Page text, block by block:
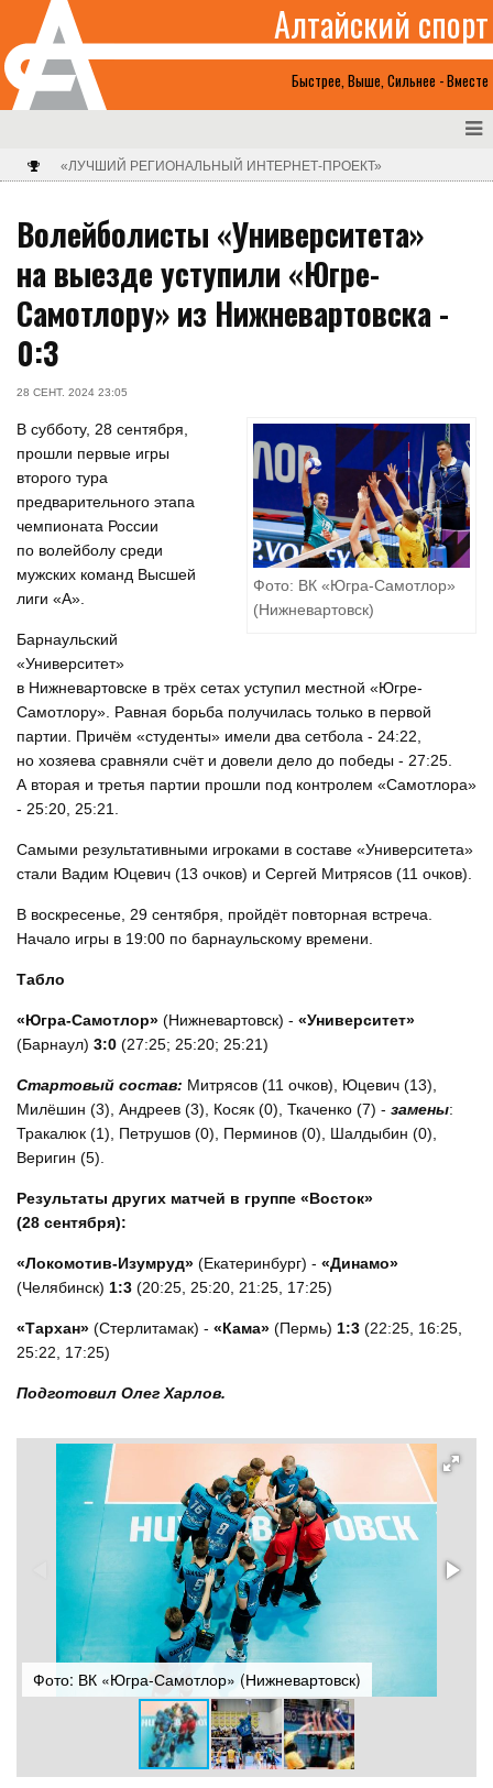
Быстрее, Выше, Сильнее - Вместе
Алтайский спорт
«ЛУЧШИЙ РЕГИОНАЛЬНЫЙ ИНТЕРНЕТ-ПРОЕКТ»
Волейболисты «Университета»
на выезде уступили «Югре-
Самотлору» из Нижневартовска -
0:3
28 СЕНТ. 2024 23:05
Фото: ВК «Югра-Самотлор»
(Нижневартовск)
В субботу, 28 сентября,
прошли первые игры
второго тура
предварительного этапа
чемпионата России
по волейболу среди
мужских команд Высшей
лиги «А».
Барнаульский
«Университет»
в Нижневартовске в трёх сетах уступил местной «Югре-
Самотлору». Равная борьба получилась только в первой
партии. Причём «студенты» имели два сетбола - 24:22,
но хозяева сравняли счёт и довели дело до победы - 27:25.
А вторая и третья партии прошли под контролем «Самотлора»
- 25:20, 25:21.
Самыми результативными игроками в составе «Университета»
стали Вадим Юцевич (13 очков) и Сергей Митрясов (11 очков).
В воскресенье, 29 сентября, пройдёт повторная встреча.
Начало игры в 19:00 по барнаульскому времени.
Табло
«Югра-Самотлор» (Нижневартовск) - «Университет»
(Барнаул) 3:0 (27:25; 25:20; 25:21)
Стартовый состав: Митрясов (11 очков), Юцевич (13),
Милёшин (3), Андреев (3), Косяк (0), Ткаченко (7) - замены:
Тракалюк (1), Петрушов (0), Перминов (0), Шалдыбин (0),
Веригин (5).
Результаты других матчей в группе «Восток»
(28 сентября):
«Локомотив-Изумруд» (Екатеринбург) - «Динамо»
(Челябинск) 1:3 (20:25, 25:20, 21:25, 17:25)
«Тархан» (Стерлитамак) - «Кама» (Пермь) 1:3 (22:25, 16:25,
25:22, 17:25)
Подготовил Олег Харлов.
Фото: ВК «Югра-Самотлор» (Нижневартовск)